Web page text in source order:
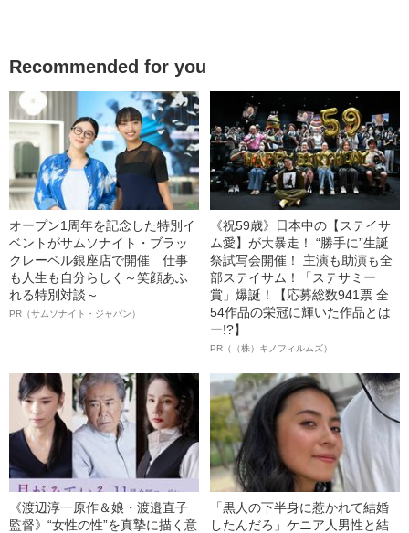
Recommended for you
オープン1周年を記念した特別イ
ベントがサムソナイト・ブラッ
クレーベル銀座店で開催 仕事
も人生も自分らしく～笑顔あふ
れる特別対談～
PR（サムソナイト・ジャパン）
《祝59歳》日本中の【ステイサ
ム愛】が大暴走！ “勝手に”生誕
祭試写会開催！ 主演も助演も全
部ステイサム！「ステサミー
賞」爆誕！【応募総数941票 全
54作品の栄冠に輝いた作品とは
ー!?】
PR（（株）キノフィルムズ）
《渡辺淳一原作＆娘・渡邉直子
監督》“女性の性”を真摯に描く意
「黒人の下半身に惹かれて結婚
したんだろ」ケニア人男性と結